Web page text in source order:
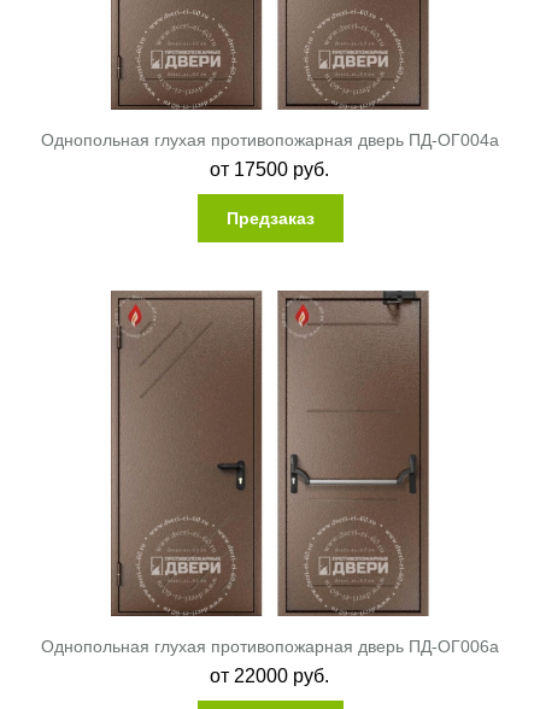
Однопольная глухая противопожарная дверь ПД-ОГ004a
от 17500 руб.
Предзаказ
Однопольная глухая противопожарная дверь ПД-ОГ006a
от 22000 руб.